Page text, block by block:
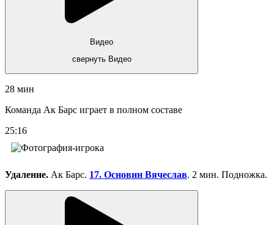
Видео
свернуть Видео
28 мин
Команда Ак Барс играет в полном составе
25:16
Удаление. Ак Барс. 17. Основин Вячеслав. 2 мин. Подножка.